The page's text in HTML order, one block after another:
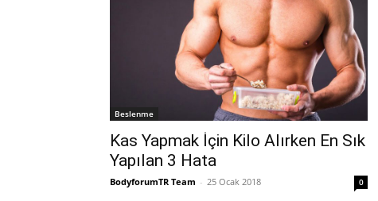
Beslenme
Kas Yapmak İçin Kilo Alırken En Sık
Yapılan 3 Hata
BodyforumTR Team - 25 Ocak 2018 0